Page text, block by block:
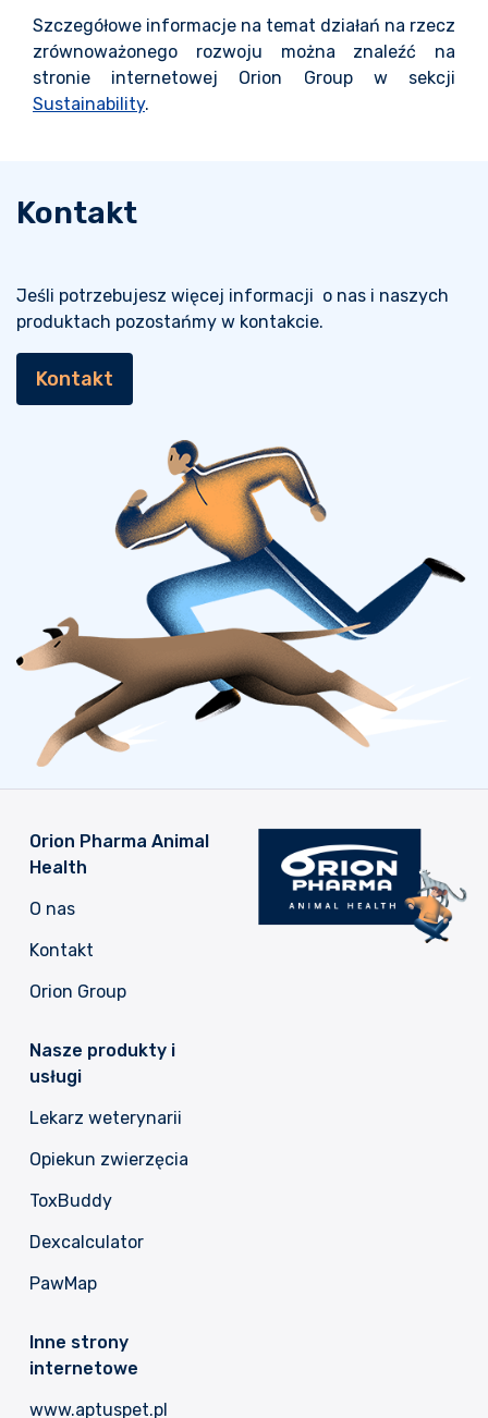
Szczegółowe informacje na temat działań na rzecz
zrównoważonego rozwoju można znaleźć na
stronie internetowej Orion Group w sekcji
Sustainability.
Kontakt
Jeśli potrzebujesz więcej informacji o nas i naszych
produktach pozostańmy w kontakcie.
Kontakt
Orion Pharma Animal
Health
O nas
Kontakt
Orion Group
Nasze produkty i
usługi
Lekarz weterynarii
Opiekun zwierzęcia
ToxBuddy
Dexcalculator
PawMap
Inne strony
internetowe
www.aptuspet.pl